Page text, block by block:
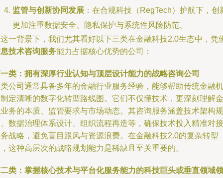
监管与创新协同发展 ：在合规科技（RegTech）护航下，创
更加注重数据安全、隐私保护与系统性风险防范。
一背景下，我们尤其看好以下三类在金融科技2.0生态中，凭
技术咨询服务能力占据核心优势的公司：
类：拥有深厚行业认知与顶层设计能力的战略咨询公司
公司通常具备多年的金融行业服务经验，能够帮助传统金融机
定清晰的数字化转型路线图。它们不仅懂技术，更深刻理解金
务的本质、监管要求与市场动态。其咨询服务涵盖技术架构规
数据治理体系设计、组织流程再造等，确保技术投入精准对接
战略，避免盲目跟风与资源浪费。在金融科技2.0的复杂转型
这种高层次的战略规划能力是稀缺且至关重要的。
类：掌握核心技术与平台化服务能力的科技巨头或垂直领域领